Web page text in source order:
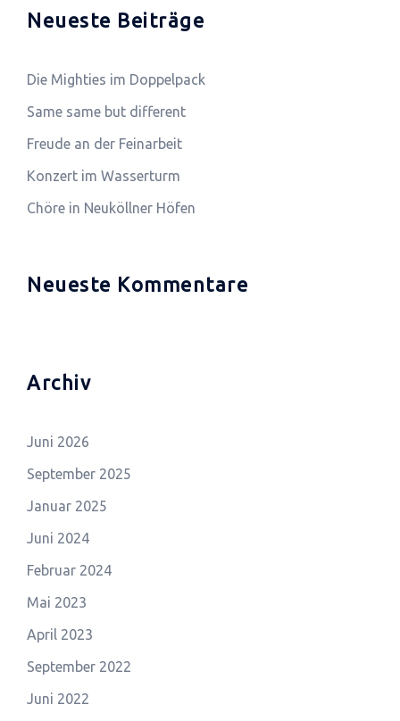
Neueste Beiträge
Die Mighties im Doppelpack
Same same but different
Freude an der Feinarbeit
Konzert im Wasserturm
Chöre in Neuköllner Höfen
Neueste Kommentare
Archiv
Juni 2026
September 2025
Januar 2025
Juni 2024
Februar 2024
Mai 2023
April 2023
September 2022
Juni 2022